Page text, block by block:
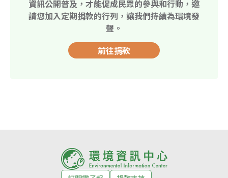
資訊公開普及，才能促成民眾的參與和行動，邀
請您加入定期捐款的行列，讓我們持續為環境發
聲。
前往捐款